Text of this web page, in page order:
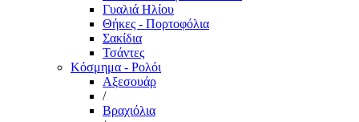
Γυαλιά Ηλίου
Θήκες - Πορτοφόλια
Σακίδια
Τσάντες
Κόσμημα - Ρολόι
Αξεσουάρ
/
Βραχιόλια